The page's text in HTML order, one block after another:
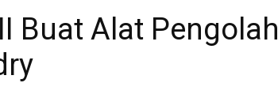
Buat Alat Pengolah